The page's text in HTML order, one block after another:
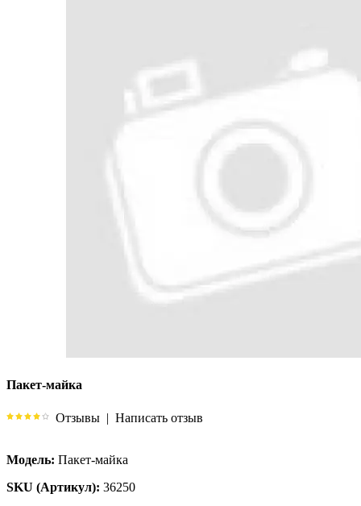
Пакет-майка
Отзывы | Написать отзыв
Модель: Пакет-майка
SKU (Артикул): 36250